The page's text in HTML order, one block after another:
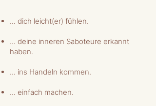
... dich leicht(er) fühlen.
... deine inneren Saboteure erkannt
haben.
... ins Handeln kommen.
... einfach machen.